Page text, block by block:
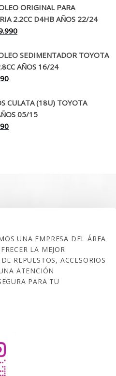
actual
es:
$519.990.
ORIGINAL PARA
2.2CC D4HB AÑOS 22/24
El
actual
es:
SEDIMENTADOR TOYOTA
AÑOS 16/24
El
actual
es:
$17.990.
CULATA (18U) TOYOTA
05/15
El
UNA EMPRESA DEL ÁREA
LA MEJOR
REPUESTOS, ACCESORIOS
ATENCIÓN
PARA TU